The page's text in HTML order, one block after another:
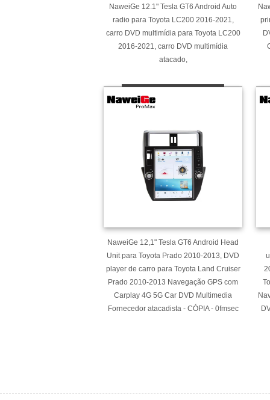
NaweiGe 12.1" Tesla GT6 Android Auto
radio para Toyota LC200 2016-2021,
carro DVD multimídia para Toyota LC200
2016-2021, carro DVD multimídia
atacado,
NaweiGe 12,1" Tesla GT6 Android Head
Unit para Toyota Prado 2010-2013, DVD
player de carro para Toyota Land Cruiser
Prado 2010-2013 Navegação GPS com
Carplay 4G 5G Car DVD Multimedia
Fornecedor atacadista - CÓPIA - 0fmsec